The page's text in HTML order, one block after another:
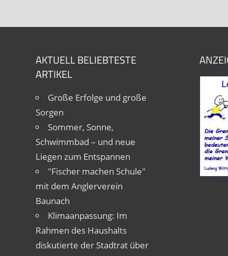
AKTUELL BELIEBTESTE
ARTIKEL
Große Erfolge und große
Sorgen
Sommer, Sonne,
Schwimmbad – und neue
Liegen zum Entspannen
"Fischer machen Schule"
mit dem Anglerverein
Baunach
Klimaanpassung: Im
Rahmen des Haushalts
diskutierte der Stadtrat über